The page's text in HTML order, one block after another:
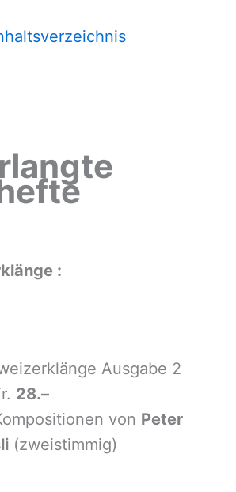
:
Ausgabe 2
28.–
von Peter
(zweistimmig)